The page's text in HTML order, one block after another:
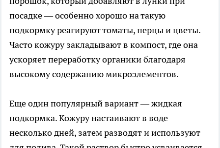
посадке — особенно хорошо на такую
подкормку реагируют томаты, перцы и цветы.
Часто кожуру закладывают в компост, где она
ускоряет переработку органики благодаря
высокому содержанию микроэлементов.
Еще один популярный вариант — жидкая
подкормка. Кожуру настаивают в воде
несколько дней, затем разводят и используют